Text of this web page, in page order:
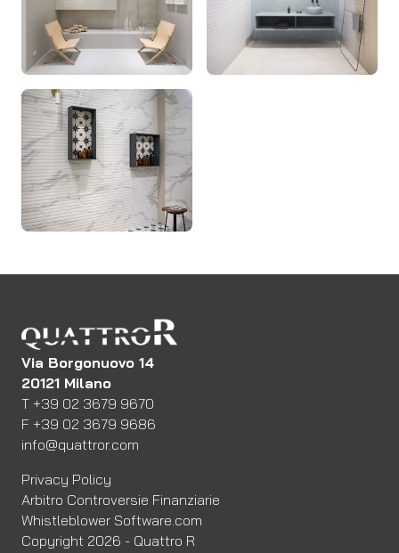
Via Borgonuovo 14
20121 Milano
T Telefono
+39 02 3679 9670
F Fax
+39 02 3679 9686
Email:
info@quattror.com
Privacy Policy
Arbitro Controversie Finanziarie
Whistleblower Software.com
Copyright 2026 - Quattro R